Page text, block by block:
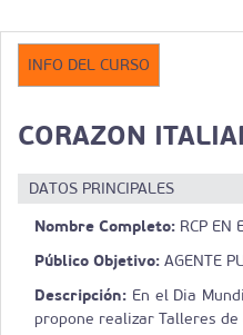
INFO DEL CURSO
CORAZON
DATOS PRINCIPALES
Nombre Completo: RCP EN
Público Objetivo: AGENTE
Descripción: En el Dia
propone realizar Talleres de